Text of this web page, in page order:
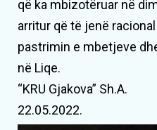
që ka mbizotëruar në
arritur që të jenë
pastrimin e mbetjeve
në Liqe.
“KRU Gjakova” Sh.A.
22.05.2022.